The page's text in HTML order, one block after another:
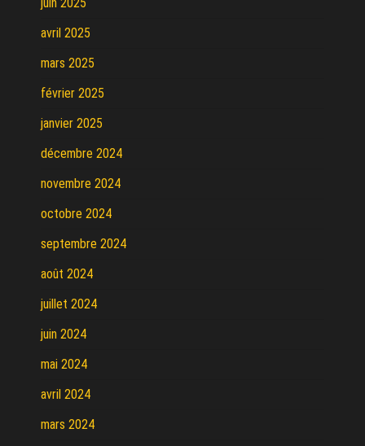
avril 2025
mars 2025
février 2025
janvier 2025
décembre 2024
novembre 2024
octobre 2024
septembre 2024
août 2024
juillet 2024
juin 2024
mai 2024
avril 2024
mars 2024